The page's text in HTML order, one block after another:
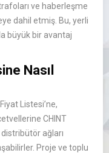
ve haberleşme
dahil etmiş. Bu, yerli
büyük bir avantaj
Nasıl
Listesi’ne,
CHINT
ağları
Proje ve toplu